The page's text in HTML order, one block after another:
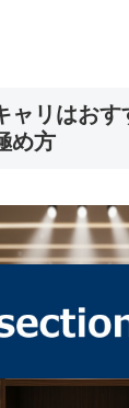
ャリはお
め方